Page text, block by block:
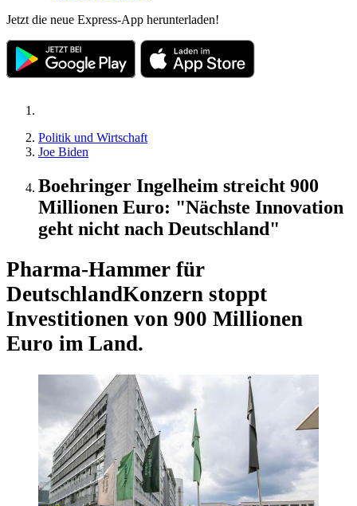
Jetzt die neue Express-App herunterladen!
Politik und Wirtschaft
Joe Biden
Boehringer Ingelheim streicht 900
Millionen Euro: "Nächste Innovation
geht nicht nach Deutschland"
Pharma-Hammer für
DeutschlandKonzern stoppt
Investitionen von 900 Millionen
Euro im Land.